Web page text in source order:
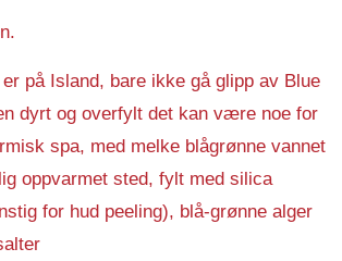
på Island, bare ikke gå glipp av Blue
dyrt og overfylt det kan være noe for
spa, med melke blågrønne vannet
oppvarmet sted, fylt med silica
for hud peeling), blå-grønne alger